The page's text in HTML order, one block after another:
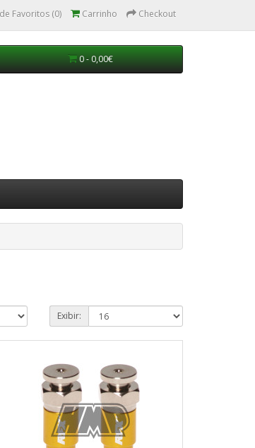
Favoritos (0) Carrinho Checkout
0 - 0,00€
Exibir: